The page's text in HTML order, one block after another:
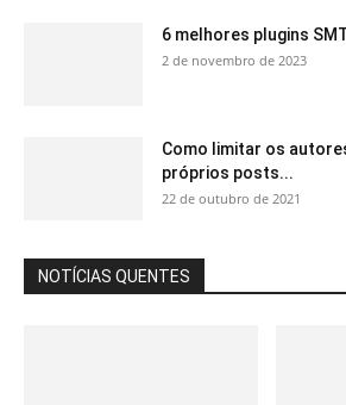
6 melhores plugins
2 de novembro de 2023
Como limitar os
próprios posts...
22 de outubro de 2021
NOTÍCIAS QUENTES